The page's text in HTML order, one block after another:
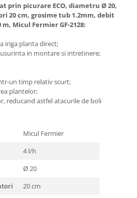
prin picurare ECO, diametru Ø 20,
20 cm, grosime tub 1.2mm, debit
Micul Fermier GF-2128:
iriga planta direct;
in montare si intretinere;
un timp relativ scurt;
plantelor;
reducand astfel atacurile de boli
Micul Fermier
4 l/h
Ø 20
20 cm